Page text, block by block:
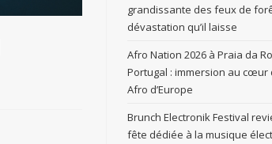
grandissante des feux de
dévastation qu’il laisse
Afro Nation 2026 à Praia da
Portugal : immersion au
Afro d’Europe
Brunch Electronik Festival
fête dédiée à la musique